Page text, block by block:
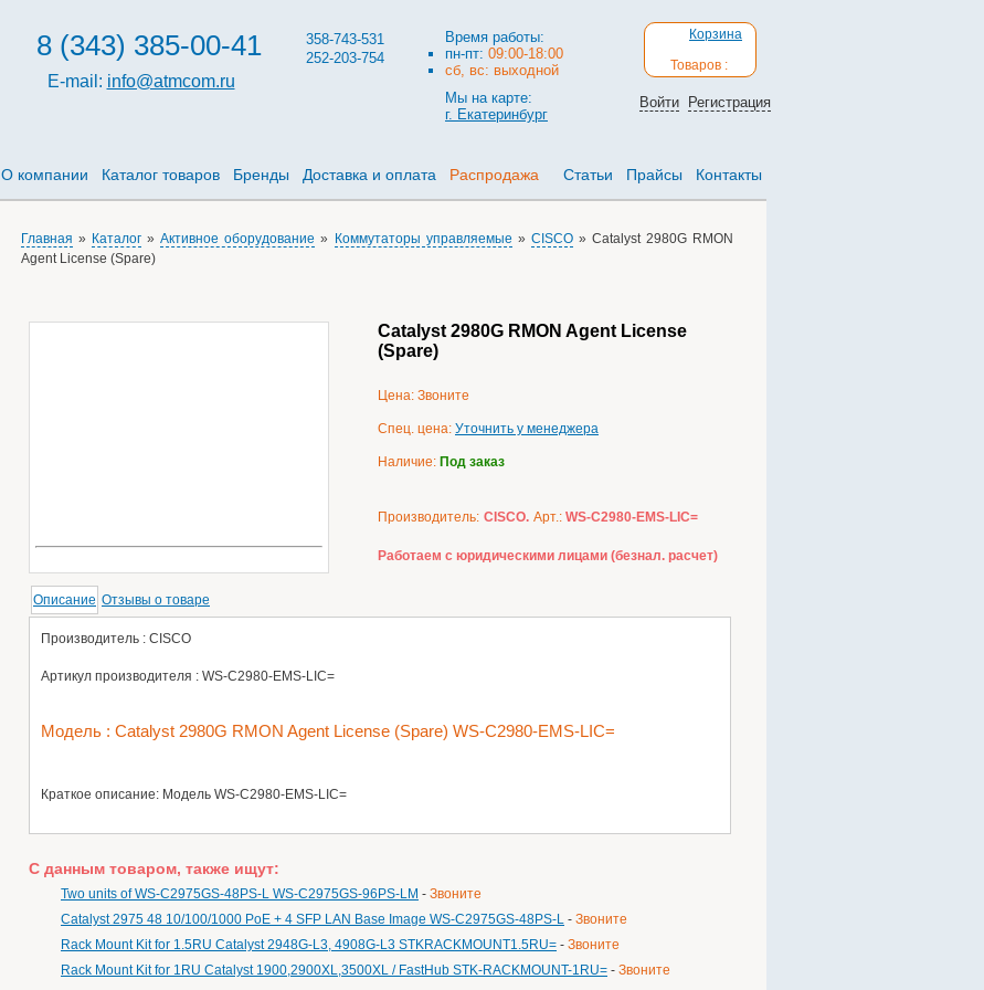
8 (343) 385-00-41
E-mail: info@atmcom.ru
358-743-531
252-203-754
Время работы:
пн-пт: 09:00-18:00
сб, вс: выходной
Мы на карте:
г. Екатеринбург
Корзина
Товаров :
Войти Регистрация
О компании Каталог товаров Бренды Доставка и оплата Распродажа Статьи Прайсы Контакты
Главная » Каталог »Активное оборудование » Коммутаторы управляемые » CISCO» Catalyst 2980G RMON
Agent License (Spare)
Catalyst 2980G RMON Agent License
(Spare)
Цена: Звоните
Спец. цена: Уточнить у менеджера
Наличие: Под заказ
Производитель: CISCO. Арт.: WS-C2980-EMS-LIC=
Работаем с юридическими лицами (безнал. расчет)
Описание Отзывы о товаре
Производитель : CISCO
Артикул производителя : WS-C2980-EMS-LIC=
Модель : Catalyst 2980G RMON Agent License (Spare) WS-C2980-EMS-LIC=
Краткое описание: Модель WS-C2980-EMS-LIC=
С данным товаром, также ищут:
Two units of WS-C2975GS-48PS-L WS-C2975GS-96PS-LM - Звоните
Catalyst 2975 48 10/100/1000 PoE + 4 SFP LAN Base Image WS-C2975GS-48PS-L - Звоните
Rack Mount Kit for 1.5RU Catalyst 2948G-L3, 4908G-L3 STKRACKMOUNT1.5RU= - Звоните
Rack Mount Kit for 1RU Catalyst 1900,2900XL,3500XL / FastHub STK-RACKMOUNT-1RU= - Звоните